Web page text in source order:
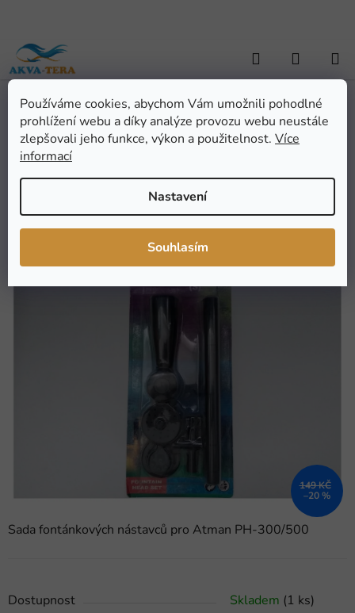
Používáme cookies, abychom Vám umožnili pohodlné
prohlížení webu a díky analýze provozu webu neustále
zlepšovali jeho funkce, výkon a použitelnost. Více
informací
Nastavení
Souhlasím
obsah
Hledat
KOŠÍK
Domů / AKVARISTIKA / Náhradní díly / Atman FOUNTAIN Set pro
PH-300, 500 (x)
Sada fontánkových nástavců pro Atman PH-300/500
Dostupnost Skladem (1 ks)
Atman FOUNTAIN Set pro
PH-300, 500 (x)
hodnocení
0,0
Podrobnosti hodnocení
Značka:Atman
149 KČ
–20 %